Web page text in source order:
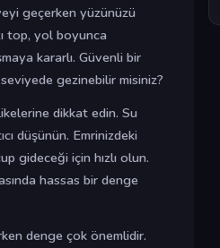
geçerken yüzünüzü
top, yol boyunca
kararlı. Güvenli bir
gezinebilir misiniz?
dikkat edin. Su
düşünün. Emrinizdeki
gideceği için hızlı olun.
hassas bir denge
denge çok önemlidir.